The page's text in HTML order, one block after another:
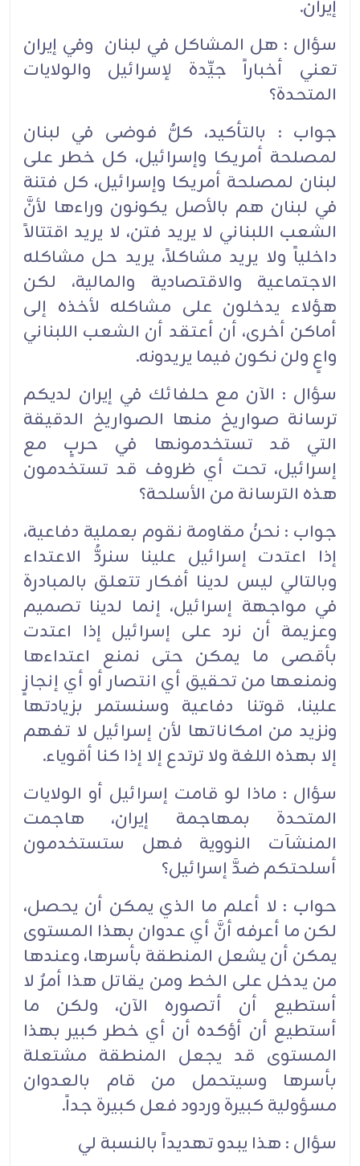
إيران.
سؤال : هل المشاكل في لبنان وفي إيران
تعني أخباراً جيِّدة لإسرائيل والولايات
المتحدة؟
جواب : بالتأكيد، كلُّ فوضى في لبنان
لمصلحة أمريكا وإسرائيل، كل خطر على
لبنان لمصلحة أمريكا وإسرائيل، كل فتنة
في لبنان هم بالأصل يكونون وراءها لأنَّ
الشعب اللبناني لا يريد فتن، لا يريد اقتتالاً
داخلياً ولا يريد مشاكلاً، يريد حل مشاكله
الاجتماعية والاقتصادية والمالية، لكن
هؤلاء يدخلون على مشاكله لأخذه إلى
أماكن أخرى، أن أعتقد أن الشعب اللبناني
واعٍ ولن نكون فيما يريدونه.
سؤال : الآن مع حلفائك في إيران لديكم
ترسانة صواريخ منها الصواريخ الدقيقة
التي قد تستخدمونها في حربٍ مع
إسرائيل، تحت أي ظروف قد تستخدمون
هذه الترسانة من الأسلحة؟
جواب : نحنُ مقاومة نقوم بعملية دفاعية،
إذا اعتدت إسرائيل علينا سنردُّ الاعتداء
وبالتالي ليس لدينا أفكار تتعلق بالمبادرة
في مواجهة إسرائيل، إنما لدينا تصميم
وعزيمة أن نرد على إسرائيل إذا اعتدت
بأقصى ما يمكن حتى نمنع اعتداءها
ونمنعها من تحقيق أي انتصار أو أي إنجازٍ
علينا، قوتنا دفاعية وسنستمر بزيادتها
ونزيد من امكاناتها لأن إسرائيل لا تفهم
إلا بهذه اللغة ولا ترتدع إلا إذا كنا أقوياء.
سؤال : ماذا لو قامت إسرائيل أو الولايات
المتحدة بمهاجمة إيران، هاجمت
المنشآت النووية فهل ستستخدمون
أسلحتكم ضدَّ إسرائيل؟
حواب : لا أعلم ما الذي يمكن أن يحصل،
لكن ما أعرفه أنَّ أي عدوان بهذا المستوى
يمكن أن يشعل المنطقة بأسرها، وعندها
من يدخل على الخط ومن يقاتل هذا أمرٌ لا
أستطيع أن أتصوره الآن، ولكن ما
أستطيع أن أؤكده أن أي خطر كبير بهذا
المستوى قد يجعل المنطقة مشتعلة
بأسرها وسيتحمل من قام بالعدوان
مسؤولية كبيرة وردود فعل كبيرة جداً.
سؤال : هذا يبدو تهديداً بالنسبة لي